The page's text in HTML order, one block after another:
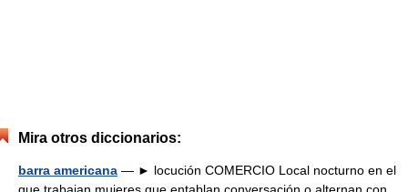
Mira otros diccionarios:
barra americana — ► locución COMERCIO Local nocturno en el